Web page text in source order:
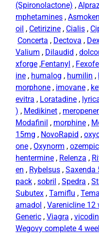
(Spironolactone) ,
mphetamines , Asmoken
oil , Cetirizine , Cialis ,
Concerta , Dectova ,
Valium , Dilaudid ,
xforge ,Fentanyl ,
ine , humalog , humilin ,
morphone , imovane ,
evitra , Loratadine ,
) , Medikinet ,
Modafinil , morphine ,
15mg , NovoRapid ,
one , Oxynorm , ozempic
hentermine , Relenza ,
en , Rybelsus , Saxenda
pack , sobril , Spedra ,
Subutex , Tamiflu ,
amadol , Varenicline 12
Generic , Viagra , vicodin
Wegovy complete 4